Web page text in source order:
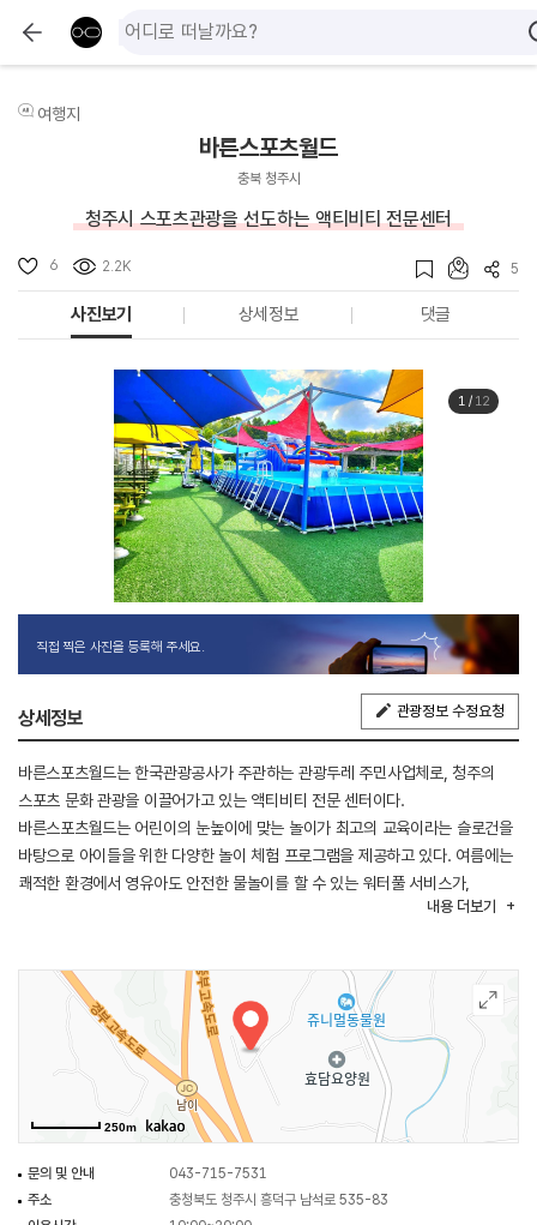
여행지
바른스포츠월드
충북 청주시
청주시 스포츠관광을 선도하는 액티비티 전문센터
6 2.2K 5
사진보기 상세정보 댓글
1/ 12
직접 찍은 사진을 등록해 주세요.
상세정보 관광정보 수정요청
바른스포츠월드는 한국관광공사가 주관하는 관광두레 주민사업체로, 청주의
스포츠 문화 관광을 이끌어가고 있는 액티비티 전문 센터이다.
바른스포츠월드는 어린이의 눈높이에 맞는 놀이가 최고의 교육이라는 슬로건을
바탕으로 아이들을 위한 다양한 놀이 체험 프로그램을 제공하고 있다. 여름에는
쾌적한 환경에서 영유아도 안전한 물놀이를 할 수 있는 워터풀 서비스가,
봄가을에는 놀이 스포츠와 캠핑이 결합하여 온 가족이 함께 즐거운 하루를 보낼
등 단체 야유회 및 체육대회 행사 대관도 가능하다.
내용 더보기
250m
문의 및 안내
043-715-7531
주소
충청북도 청주시 흥덕구 남석로 535-83